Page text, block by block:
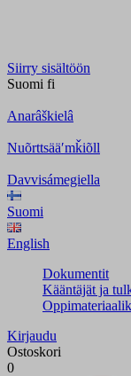
Siirry sisältöön
Suomi fi
Anarâškielâ
Nuõrttsääʹmǩiõll
Davvisámegiella
Suomi
English
Dokumentit
Kääntäjät ja
Kirjaudu
Ostoskori
0